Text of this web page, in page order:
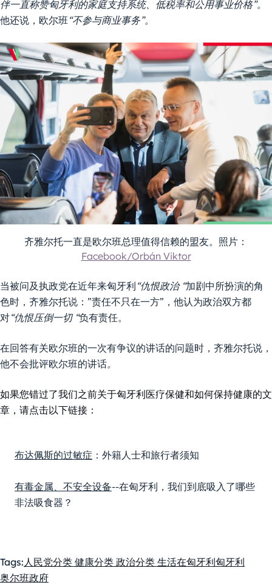
伴一直称赞匈牙利的家庭支持系统、低税率和公用事业价格”。
他还说，欧尔班“不参与商业事务”。
齐雅尔托一直是欧尔班总理值得信赖的盟友。照片：
Facebook/Orbán Viktor
当被问及执政党在近年来匈牙利 “仇恨政治 “加剧中所扮演的角
色时，齐雅尔托说：”责任不只在一方”，他认为政治双方都
对“仇恨压倒一切 “负有责任。
在回答有关欧尔班的一次有争议的讲话的问题时，齐雅尔托说，
他不会批评欧尔班的讲话。
如果您错过了我们之前关于匈牙利医疗保健和如何保持健康的文
章，请点击以下链接：
布达佩斯的过敏症 ：外籍人士和旅行者须知
有毒金属、不安全设备--在匈牙利，我们到底吸入了哪些
非法吸食器？
Tags:人民党分类 健康分类 政治分类 生活在匈牙利匈牙利
奥尔班政府